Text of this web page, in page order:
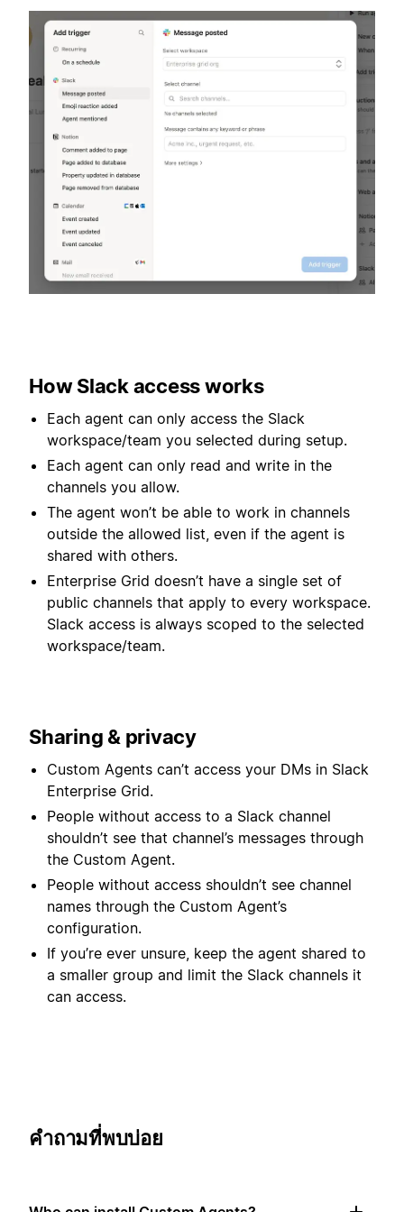
How Slack access works
Each agent can only access the Slack
workspace/team you selected during setup.
Each agent can only read and write in the
channels you allow.
The agent won’t be able to work in channels
outside the allowed list, even if the agent is
shared with others.
Enterprise Grid doesn’t have a single set of
public channels that apply to every workspace.
Slack access is always scoped to the selected
workspace/team.
Sharing & privacy
Custom Agents can’t access your DMs in Slack
Enterprise Grid.
People without access to a Slack channel
shouldn’t see that channel’s messages through
the Custom Agent.
People without access shouldn’t see channel
names through the Custom Agent’s
configuration.
If you’re ever unsure, keep the agent shared to
a smaller group and limit the Slack channels it
can access.
คำถามที่พบบ่อย